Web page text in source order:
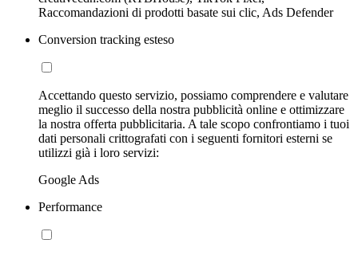
Raccomandazioni di prodotti basate sui clic, Ads Defender
Conversion tracking esteso
Accettando questo servizio, possiamo comprendere e valutare
meglio il successo della nostra pubblicità online e ottimizzare
la nostra offerta pubblicitaria. A tale scopo confrontiamo i tuoi
dati personali crittografati con i seguenti fornitori esterni se
utilizzi già i loro servizi:
Google Ads
Performance